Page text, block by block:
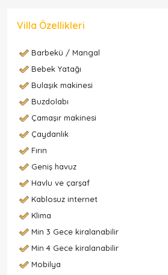
Villa Özellikleri
Barbekü / Mangal
Bebek Yatağı
Bulaşık makinesi
Buzdolabı
Çamaşır makinesi
Çaydanlık
Fırın
Geniş havuz
Havlu ve çarşaf
Kablosuz internet
Klima
Min 3 Gece kiralanabilir
Min 4 Gece kiralanabilir
Mobilya